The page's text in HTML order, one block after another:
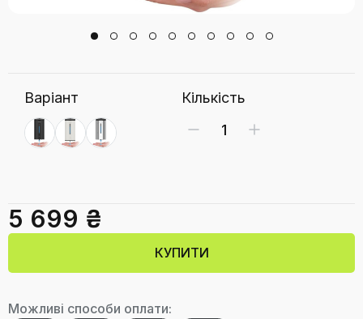
Варіант Кількість
5 699 ₴
КУПИТИ
Можливі способи оплати: